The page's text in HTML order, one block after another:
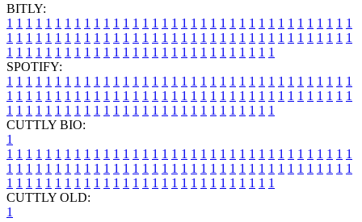
BITLY:
1 1 1 1 1 1 1 1 1 1 1 1 1 1 1 1 1 1 1 1 1 1 1 1 1 1 1 1 1 1 1 1 1 1 1 1
1 1 1 1 1 1 1 1 1 1 1 1 1 1 1 1 1 1 1 1 1 1 1 1 1 1 1 1 1 1 1 1 1 1 1 1
1 1 1 1 1 1 1 1 1 1 1 1 1 1 1 1 1 1 1 1 1 1 1 1 1 1 1 1
SPOTIFY:
1 1 1 1 1 1 1 1 1 1 1 1 1 1 1 1 1 1 1 1 1 1 1 1 1 1 1 1 1 1 1 1 1 1 1 1
1 1 1 1 1 1 1 1 1 1 1 1 1 1 1 1 1 1 1 1 1 1 1 1 1 1 1 1 1 1 1 1 1 1 1 1
1 1 1 1 1 1 1 1 1 1 1 1 1 1 1 1 1 1 1 1 1 1 1 1 1 1 1 1
CUTTLY BIO:
1
1 1 1 1 1 1 1 1 1 1 1 1 1 1 1 1 1 1 1 1 1 1 1 1 1 1 1 1 1 1 1 1 1 1 1 1
1 1 1 1 1 1 1 1 1 1 1 1 1 1 1 1 1 1 1 1 1 1 1 1 1 1 1 1 1 1 1 1 1 1 1 1
1 1 1 1 1 1 1 1 1 1 1 1 1 1 1 1 1 1 1 1 1 1 1 1 1 1 1 1
CUTTLY OLD:
1